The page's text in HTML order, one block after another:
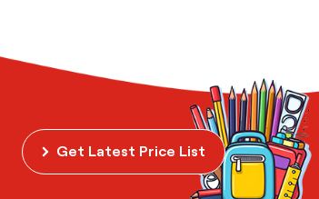
Get Latest Price List